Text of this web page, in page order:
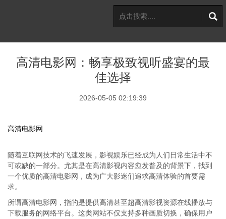
高清电影网：畅享极致视听盛宴的最
佳选择
2026-05-05 02:19:39
高清电影网
随着互联网技术的飞速发展，影视娱乐已经成为人们日常生活中不
可或缺的一部分。尤其是在高清影视内容愈发普及的背景下，找到
一个优质的高清电影网，成为广大影迷们追求高清体验的首要需
求。
所谓高清电影网，指的是提供高清甚至超高清影视资源在线播放与
下载服务的网络平台。这类网站不仅支持多种画质切换，确保用户